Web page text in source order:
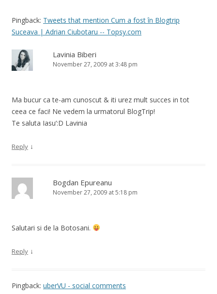
Pingback: Tweets that mention Cum a fost în Blogtrip
Suceava | Adrian Ciubotaru -- Topsy.com
Lavinia Biberi
November 27, 2009 at 3:48 pm
Ma bucur ca te-am cunoscut & iti urez mult succes in tot
ceea ce faci! Ne vedem la urmatorul BlogTrip!
Te saluta Iasu’:D Lavinia
Reply ↓
Bogdan Epureanu
November 27, 2009 at 5:18 pm
Salutari si de la Botosani.
Reply ↓
Pingback: uberVU - social comments